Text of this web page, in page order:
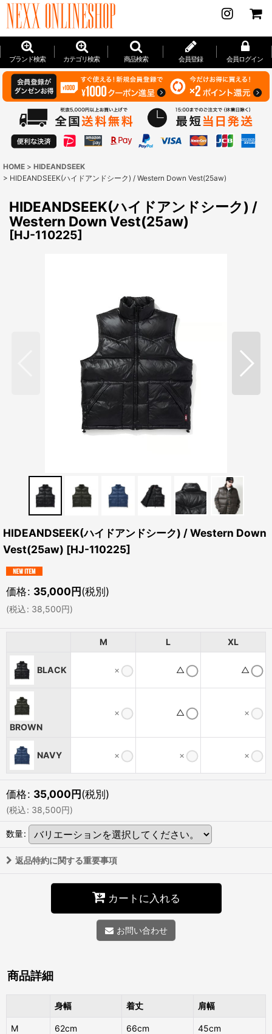
ブランド検索 カテゴリ検索 商品検索 会員登録 会員ログイン
HOME > HIDEANDSEEK
> HIDEANDSEEK(ハイドアンドシーク) / Western Down Vest(25aw)
HIDEANDSEEK(ハイドアンドシーク) /
Western Down Vest(25aw)
[HJ-110225]
HIDEANDSEEK(ハイドアンドシーク) / Western Down
Vest(25aw) [HJ-110225]
価格: 35,000円(税別)
(税込: 38,500円)
M L XL
BLACK × △ △
BROWN
× △ ×
NAVY × × ×
価格: 35,000円(税別)
(税込: 38,500円)
数量:
返品特約に関する重要事項
カートに入れる
お問い合わせ
商品詳細
身幅 着丈 肩幅
M 62cm 66cm 45cm